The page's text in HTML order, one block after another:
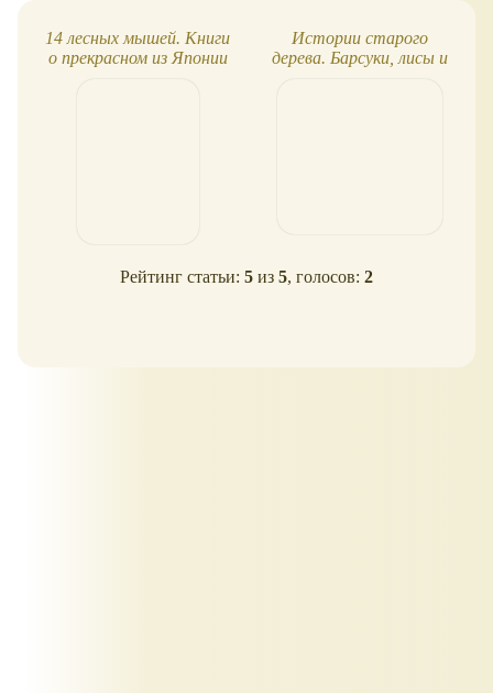
14 лесных мышей. Книги
о прекрасном из Японии
Истории старого
дерева. Барсуки, лисы и
Рейтинг статьи: 5 из 5, голосов: 2